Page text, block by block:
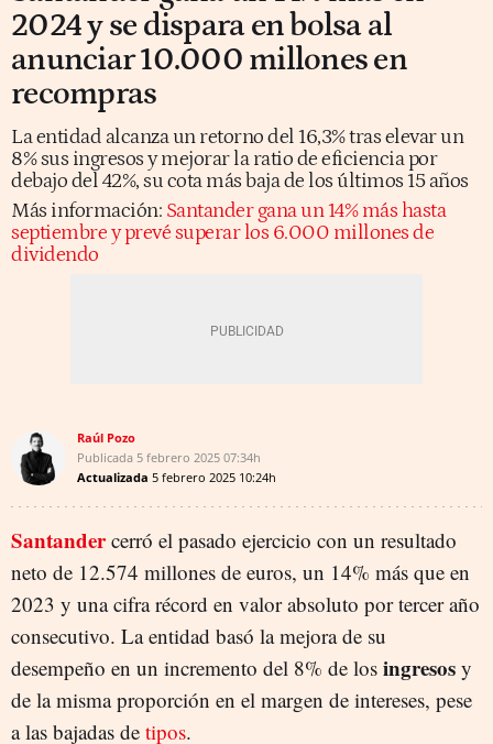
2024 y se dispara en bolsa al
anunciar 10.000 millones en
recompras
La entidad alcanza un retorno del 16,3% tras elevar un
8% sus ingresos y mejorar la ratio de eficiencia por
debajo del 42%, su cota más baja de los últimos 15 años
Más información: Santander gana un 14% más hasta
septiembre y prevé superar los 6.000 millones de
dividendo
Raúl Pozo
Publicada 5 febrero 2025 07:34h
Actualizada 5 febrero 2025 10:24h
Santandercerró el pasado ejercicio con un resultado
neto de 12.574 millones de euros, un 14% más que en
2023 y una cifra récord en valor absoluto por tercer año
consecutivo. La entidad basó la mejora de su
desempeño en un incremento del 8% de los ingresos y
de la misma proporción en el margen de intereses, pese
a las bajadas de tipos.